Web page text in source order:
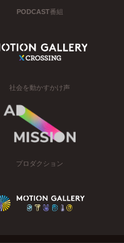
PODCAST番組
社会を動かすかけ声
プロダクション